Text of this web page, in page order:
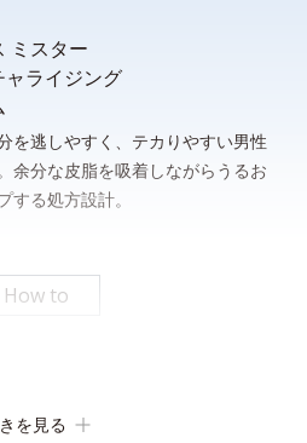
濃密泡。忙しい朝のスキンケア時間
の嵩目盛りを測定する。N＝3, P<0.05, student t-
量（ポンプ２プッシュまたは、100
ミスター
ャライジング
を逃しやすく、テカりやすい男性
余分な皮脂を吸着しながらうるお
する処方設計。
How to
を見る